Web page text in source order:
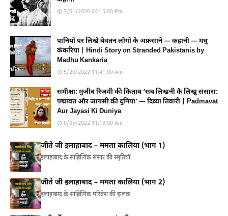
7/01/2020 04:15:00 Pm
पानियों पर लिखे बेवतन लोगों के अफ़साने — कहानी — मधु
कंकरिया | Hindi Story on Stranded Pakistanis by
Madhu Kankaria
5/20/2022 11:41:00 Am
समीक्षा: मुजीब रिज़वी की किताब ‘सब लिखनी कै लिखु संसारा:
पद्मावत और जायसी की दुनिया’ — दिव्या तिवारी | Padmavat
Aur Jayasi Ki Duniya
6/05/2022 11:13:00 Am
जीते जी इलाहाबाद – ममता कालिया (भाग 1)
इलाहाबाद के साहित्यिक संसार की स्मृतियाँ
जीते जी इलाहाबाद – ममता कालिया (भाग 2)
इलाहाबाद के साहित्यिक परिवेश की झलक